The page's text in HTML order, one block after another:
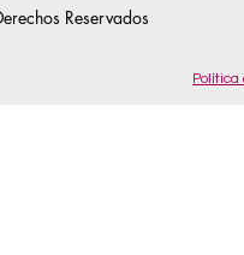
Reservados
Política